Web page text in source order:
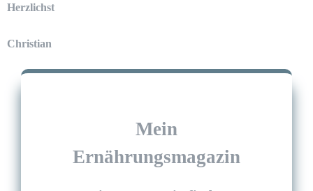
Herzlichst
Christian
Mein
Ernährungsmagazin